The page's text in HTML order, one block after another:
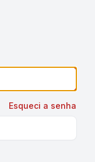
Esqueci a senha